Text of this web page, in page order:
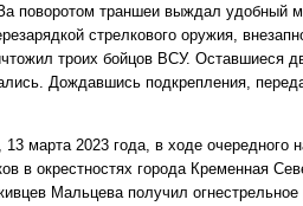
поворотом траншеи выждал удобный
стрелкового оружия,
троих бойцов ВСУ. Оставшиеся
Дождавшись подкрепления,
13 марта 2023 года, в ходе очередного
в окрестностях города Кременная
Мальцева получил огнестрельное